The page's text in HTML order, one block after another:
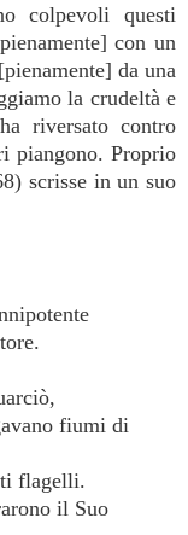
colpevoli questi
con un
da una
la crudeltà e
riversato contro
piangono. Proprio
scrisse in un suo
fiumi di
flagelli.
il Suo